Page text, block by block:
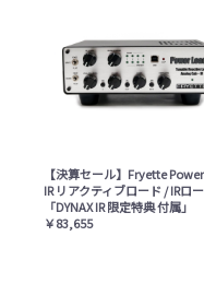
【決算セール】Fryette
IR リアクティブロード / IRロ
「DYNAX IR 限定特典 付属」
￥83,655